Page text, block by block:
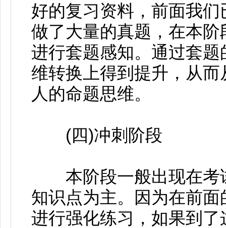
好的复习资料，前面我
做了大量的真题，在本
进行套题感知。通过套
维转换上得到提升，从
人的命题思维。
(四)冲刺阶段
本阶段一般出现在考
知识点为主。因为在前
进行强化练习，如果到